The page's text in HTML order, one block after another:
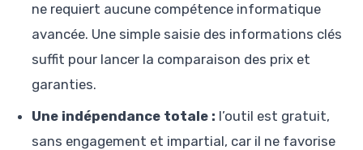
ne requiert aucune compétence informatique
avancée. Une simple saisie des informations clés
suffit pour lancer la comparaison des prix et
garanties.
Une indépendance totale : l’outil est gratuit,
sans engagement et impartial, car il ne favorise